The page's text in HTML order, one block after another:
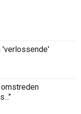
'verlossende'